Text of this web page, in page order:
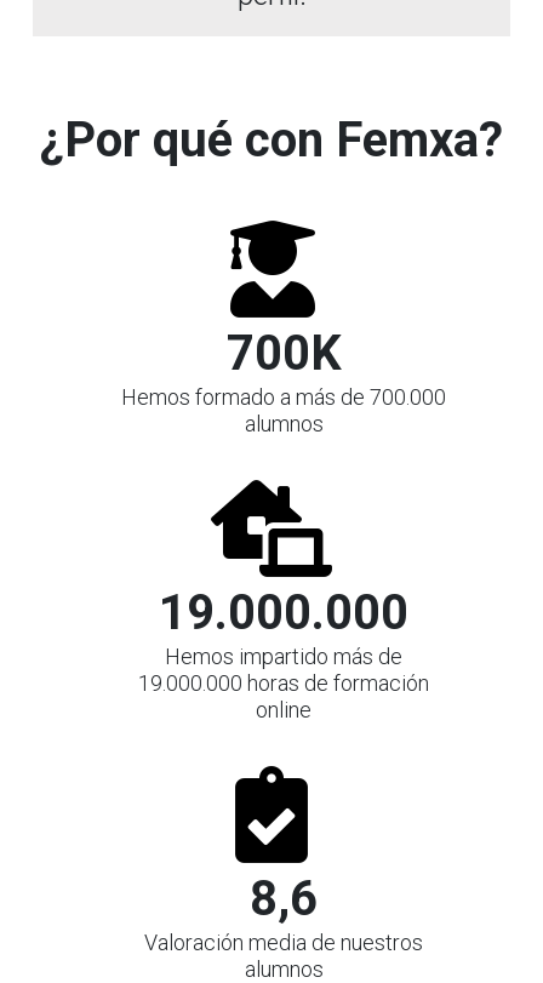
¿Por qué con Femxa?
700K
Hemos formado a más de 700.000
alumnos
19.000.000
Hemos impartido más de
19.000.000 horas de formación
online
8,6
Valoración media de nuestros
alumnos